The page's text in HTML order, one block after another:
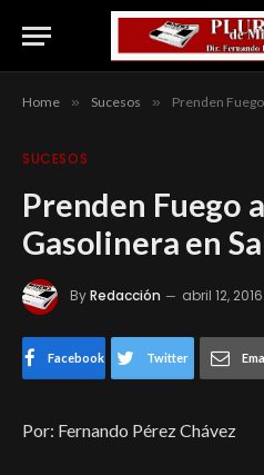
Home » Sucesos » Prenden
SUCESOS
Prenden Fuego
Gasolinera en
ByRedacción abril 12, 2016
Facebook Twitter
Por: Fernando Pérez Chávez